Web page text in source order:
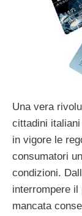
Una vera
cittadini
in vigore le
consumatori
condizioni.
interrompere il
mancata